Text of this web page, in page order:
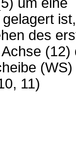
ist,
des
(12)
(WS)
11)